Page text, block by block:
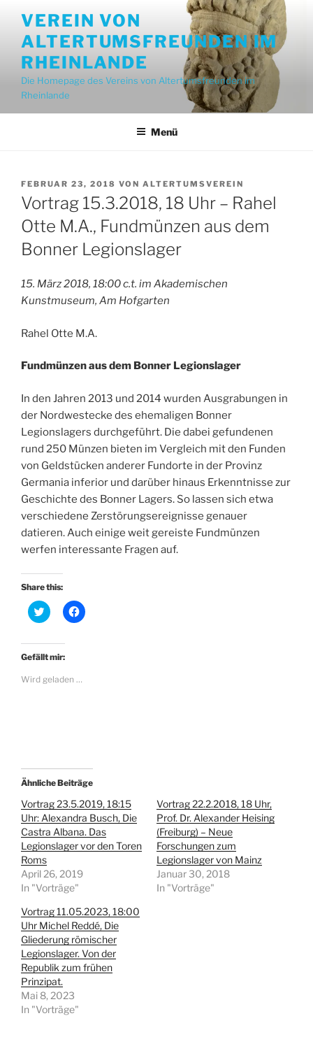
Inhalt
springen
VEREIN VON
ALTERTUMSFREUNDEN IM
RHEINLANDE
Die Homepage des Vereins von Altertumsfreunden im
Rheinlande
Menü
VERÖFFENTLICHT
AM
FEBRUAR 23, 2018 VON ALTERTUMSVEREIN
Vortrag 15.3.2018, 18 Uhr – Rahel
Otte M.A., Fundmünzen aus dem
Bonner Legionslager
15. März 2018, 18:00 c.t. im Akademischen
Kunstmuseum, Am Hofgarten
Rahel Otte M.A.
Fundmünzen aus dem Bonner Legionslager
In den Jahren 2013 und 2014 wurden Ausgrabungen in
der Nordwestecke des ehemaligen Bonner
Legionslagers durchgeführt. Die dabei gefundenen
rund 250 Münzen bieten im Vergleich mit den Funden
von Geldstücken anderer Fundorte in der Provinz
Germania inferior und darüber hinaus Erkenntnisse zur
Geschichte des Bonner Lagers. So lassen sich etwa
verschiedene Zerstörungsereignisse genauer
datieren. Auch einige weit gereiste Fundmünzen
werfen interessante Fragen auf.
Share this:
K
l
k
,
u
m
ü
r
z
t
e
i
l
e
n
(
W
i
d
n
n
e
u
e
m
F
e
n
s
t
e
K
l
a
k
z
u
t
e
i
l
e
n
(
i
n
n
e
u
e
m
F
e
Gefällt mir:
Wird geladen …
Ähnliche Beiträge
Vortrag 23.5.2019, 18:15
Uhr: Alexandra Busch, Die
Castra Albana. Das
Legionslager vor den Toren
Roms
April 26, 2019
In "Vorträge"
Vortrag 22.2.2018, 18 Uhr,
Prof. Dr. Alexander Heising
(Freiburg) – Neue
Forschungen zum
Legionslager von Mainz
Januar 30, 2018
In "Vorträge"
Vortrag 11.05.2023, 18:00
Uhr Michel Reddé, Die
Gliederung römischer
Legionslager. Von der
Republik zum frühen
Prinzipat.
Mai 8, 2023
In "Vorträge"